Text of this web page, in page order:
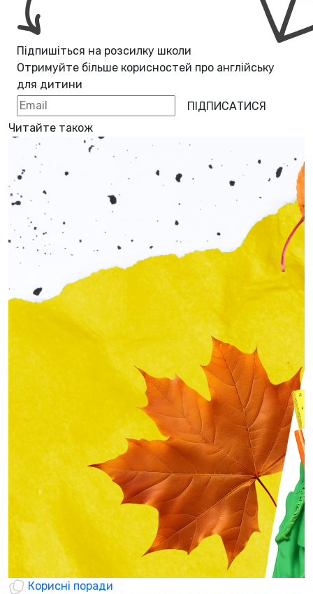
Підпишіться на розсилку школи
Отримуйте більше корисностей про англійську
для дитини
ПІДПИСАТИСЯ
Читайте також
Корисні поради